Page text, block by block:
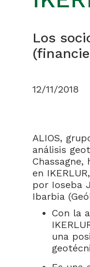
Los
12/11/2018
ALIOS,
análisis
en
por Ioseba
Ibarbia
Con la
una